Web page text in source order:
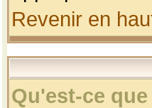
Revenir en
Qu'est-ce